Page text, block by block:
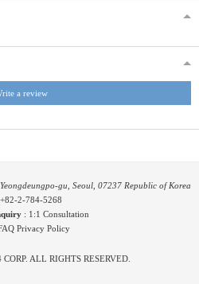
a review
gu, Seoul, 07237 Republic of Korea
2-784-5268
: 1:1 Consultation
Privacy Policy
ALL RIGHTS RESERVED.